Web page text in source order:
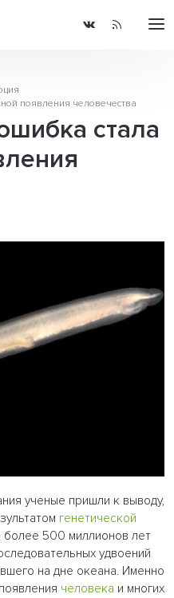
появления человечества
стала
ученые пришли к выводу,
генетической
более 500 миллионов лет
удвоений
на дне океана. Именно
человека и многих